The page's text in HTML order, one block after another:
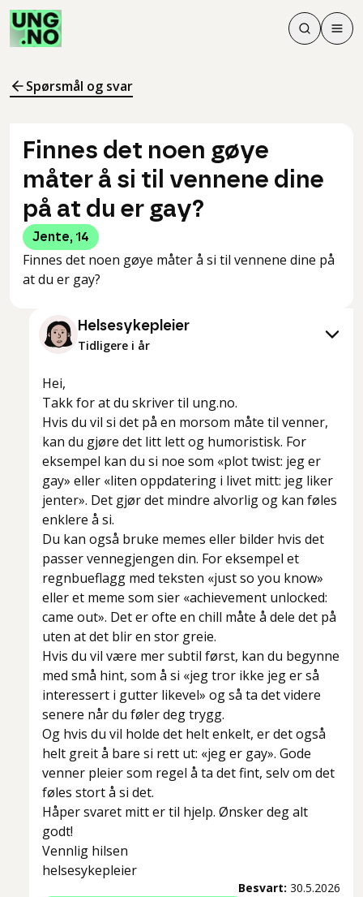
Søk
Søk
Meny
Spørsmål og svar
Finnes det noen gøye
måter å si til vennene dine
på at du er gay?
Jente, 14
Finnes det noen gøye måter å si til vennene dine på
at du er gay?
Helsesykepleier
Tidligere i år
Hei,
Takk for at du skriver til ung.no.
Hvis du vil si det på en morsom måte til venner,
kan du gjøre det litt lett og humoristisk. For
eksempel kan du si noe som «plot twist: jeg er
gay» eller «liten oppdatering i livet mitt: jeg liker
jenter». Det gjør det mindre alvorlig og kan føles
enklere å si.
Du kan også bruke memes eller bilder hvis det
passer vennegjengen din. For eksempel et
regnbueflagg med teksten «just so you know»
eller et meme som sier «achievement unlocked:
came out». Det er ofte en chill måte å dele det på
uten at det blir en stor greie.
Hvis du vil være mer subtil først, kan du begynne
med små hint, som å si «jeg tror ikke jeg er så
interessert i gutter likevel» og så ta det videre
senere når du føler deg trygg.
Og hvis du vil holde det helt enkelt, er det også
helt greit å bare si rett ut: «jeg er gay». Gode
venner pleier som regel å ta det fint, selv om det
føles stort å si det.
Håper svaret mitt er til hjelp. Ønsker deg alt
godt!
Vennlig hilsen
helsesykepleier
Besvart: 30.5.2026